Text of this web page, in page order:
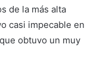
de la más alta
casi impecable en
obtuvo un muy